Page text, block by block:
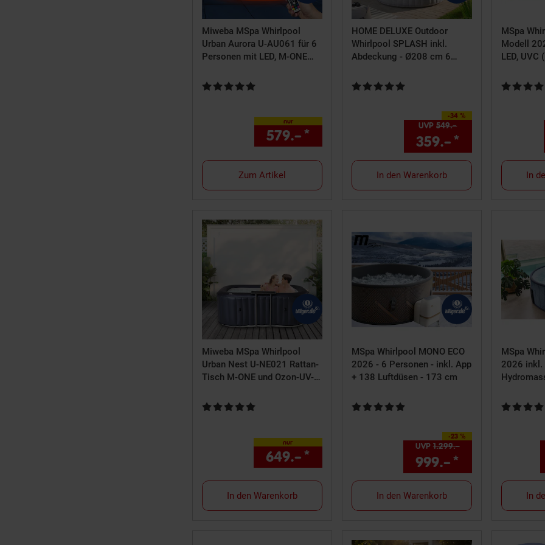
Miweba MSpa Whirlpool
Urban Aurora U-AU061 für 6
Personen mit LED, M-ONE
AU062 UVC+)
Kundenbewertung: 5 von 5 Sternen
nur
579.–* nur 579,–€ Sternchen Fußnote,
Zum Artikel
HOME DELUXE Outdoor
Whirlpool SPLASH inkl.
Abdeckung - Ø208 cm 6
Kundenbewertung: 5 von 5 Sternen
-34 %
Sie Sparen 34 Prozent,
UVP549.–
359.–* Aktueller
In den Warenkorb
MSpa
Modell
LED,
In
Miweba MSpa Whirlpool
Urban Nest U-NE021 Rattan-
Tisch M-ONE und Ozon-UV-
Kundenbewertung: 5 von 5 Sternen
nur
649.–* nur 649,–€ Sternchen Fußnote,
In den Warenkorb
MSpa Whirlpool MONO ECO
2026 - 6 Personen - inkl. App
+ 138 Luftdüsen - 173 cm
Kundenbewertung: 5 von 5 Sternen
-23 %
Sie Sparen 23 Prozent,
UVP 1.299.–UVP : 1299,–€
999.–* Aktueller
In den Warenkorb
MSpa
2026 inkl.
In